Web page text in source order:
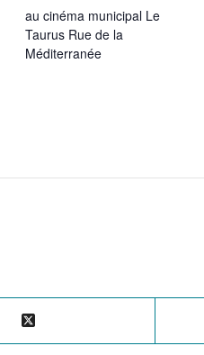
au cinéma municipal Le
Taurus Rue de la
Méditerranée